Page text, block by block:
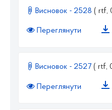
Висновок - 2528 ( rtf,
Переглянути
Висновок - 2527 ( rtf,
Переглянути